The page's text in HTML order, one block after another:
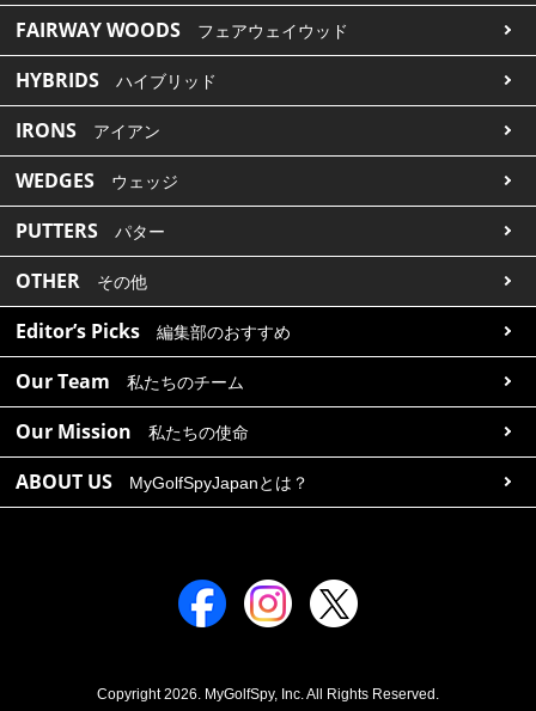
FAIRWAY WOODS フェアウェイウッド
HYBRIDS ハイブリッド
IRONS アイアン
WEDGES ウェッジ
PUTTERS パター
OTHER その他
Editor’s Picks 編集部のおすすめ
Our Team 私たちのチーム
Our Mission 私たちの使命
ABOUT US MyGolfSpyJapanとは？
Copyright 2026. MyGolfSpy, Inc. All Rights Reserved.